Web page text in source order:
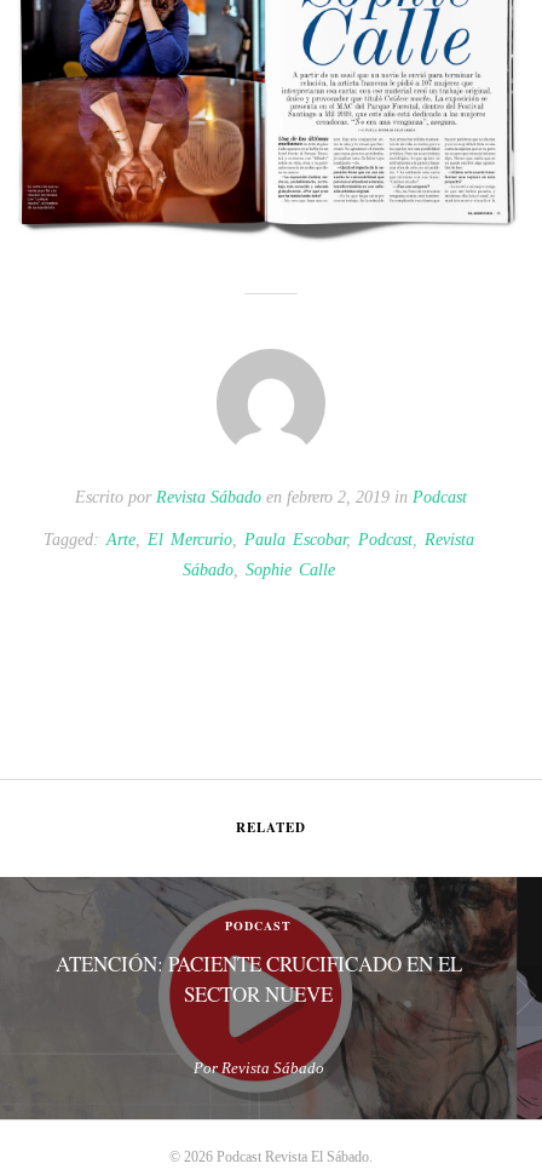
Escrito por Revista Sábado en febrero 2, 2019 in Podcast
Tagged: Arte El Mercurio Paula Escobar, Podcast
Revista
Sábado
Sophie Calle
RELATED
PODCAST
ATENCIÓN: PACIENTE CRUCIFICADO EN EL
SECTOR NUEVE
Por Revista Sábado
© 2026 Podcast Revista El Sábado.